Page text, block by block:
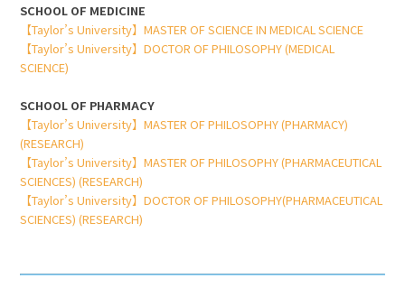
SCHOOL OF MEDICINE
【Taylor’s University】MASTER OF SCIENCE IN MEDICAL SCIENCE
【Taylor’s University】DOCTOR OF PHILOSOPHY (MEDICAL
SCIENCE)
SCHOOL OF PHARMACY
【Taylor’s University】MASTER OF PHILOSOPHY (PHARMACY)
(RESEARCH)
【Taylor’s University】MASTER OF PHILOSOPHY (PHARMACEUTICAL
SCIENCES) (RESEARCH)
【Taylor’s University】DOCTOR OF PHILOSOPHY(PHARMACEUTICAL
SCIENCES) (RESEARCH)